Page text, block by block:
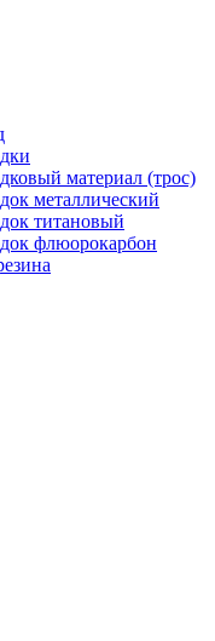
материал (трос)
металлический
титановый
флюорокарбон